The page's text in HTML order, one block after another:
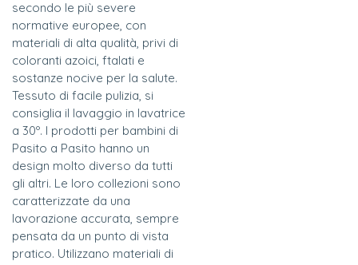
secondo le più severe
normative europee, con
materiali di alta qualità, privi di
coloranti azoici, ftalati e
sostanze nocive per la salute.
Tessuto di facile pulizia, si
consiglia il lavaggio in lavatrice
a 30º. I prodotti per bambini di
Pasito a Pasito hanno un
design molto diverso da tutti
gli altri. Le loro collezioni sono
caratterizzate da una
lavorazione accurata, sempre
pensata da un punto di vista
pratico. Utilizzano materiali di